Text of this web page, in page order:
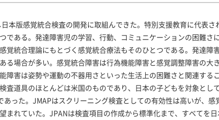
本版感覚統合検査の開発に取組んできた。特別支援教育に代表さ
である。発達障害児の学習、行動、コミュニケーションの困難さ
統合理論にもとづく感覚統合療法もそのひとつである。発達障
る場合が多い。感覚統合障害は行為機能障害と感覚調整障害の大
害は姿勢や運動の不器用さといった生活上の困難さと関連するこ
査道具のほとんどは米国のものであり、日本の子どもを対象とし
った。JMAPはスクリーニング検査としての有効性は高いが、感
まれていた。JPANは検査項目の作成から標準化まで、すべてを